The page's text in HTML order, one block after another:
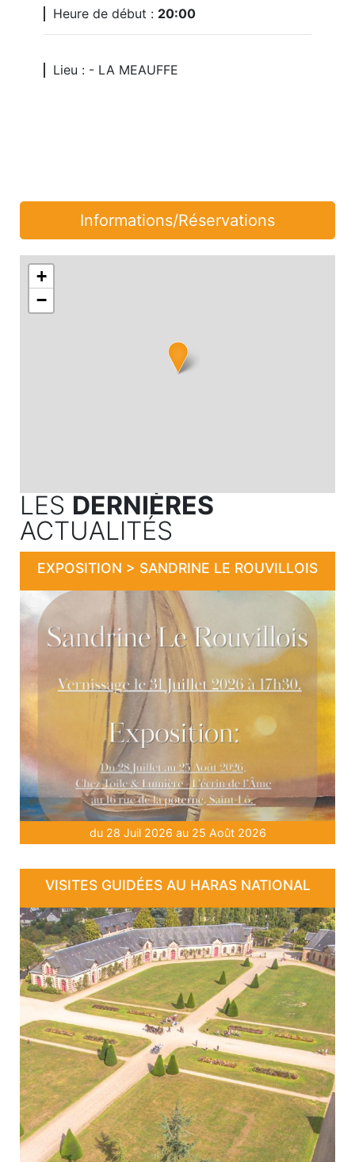
Heure de début : 20:00
Lieu : - LA MEAUFFE
Informations/Réservations
+
−
LES DERNIÈRES
ACTUALITÉS
EXPOSITION > SANDRINE LE ROUVILLOIS
du 28 Juil 2026 au 25 Août 2026
VISITES GUIDÉES AU HARAS NATIONAL